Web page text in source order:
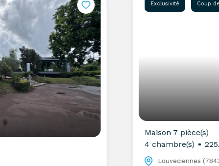
Exclusivité Coup de coeur
Maison 7 pièce(s)
225.58 m²
Louveciennes (78430)